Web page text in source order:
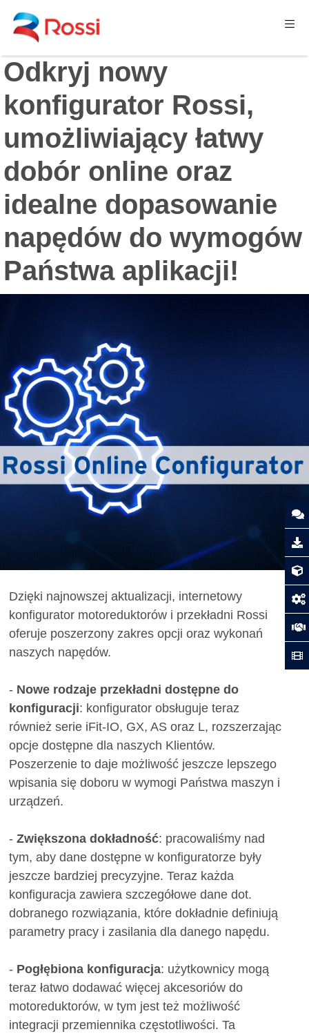
Odkryj nowy
konfigurator Rossi,
umożliwiający łatwy
dobór online oraz
idealne dopasowanie
napędów do wymogów
Państwa aplikacji!
Dzięki najnowszej aktualizacji, internetowy
konfigurator motoreduktorów i przekładni Rossi
oferuje poszerzony zakres opcji oraz wykonań
naszych napędów.
- Nowe rodzaje przekładni dostępne do
konfiguracji: konfigurator obsługuje teraz
również serie iFit-IO, GX, AS oraz L, rozszerzając
opcje dostępne dla naszych Klientów.
Poszerzenie to daje możliwość jeszcze lepszego
wpisania się doboru w wymogi Państwa maszyn i
urządzeń.
- Zwiększona dokładność: pracowaliśmy nad
tym, aby dane dostępne w konfiguratorze były
jeszcze bardziej precyzyjne. Teraz każda
konfiguracja zawiera szczegółowe dane dot.
dobranego rozwiązania, które dokładnie definiują
parametry pracy i zasilania dla danego napędu.
- Pogłębiona konfiguracja: użytkownicy mogą
teraz łatwo dodawać więcej akcesoriów do
motoreduktorów, w tym jest też możliwość
integracji przemiennika częstotliwości. Ta